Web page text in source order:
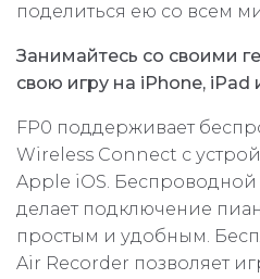
поделиться ею со всем
Занимайтесь со своими
свою игру на iPhone, iPad
FP0 поддерживает
Wireless Connect с
Apple iOS. Беспроводной
делает подключение
простым и удобным.
Air Recorder позволяет